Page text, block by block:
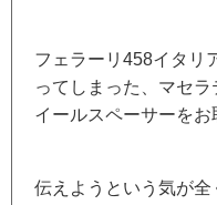
フェラーリ458イタリ
ってしまった、マセ
イールスペーサーをお
伝えようという気が